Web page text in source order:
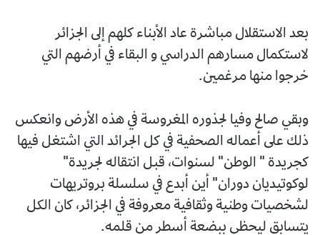
بعد الاستقلال مباشرة عاد الأبناء كلهم إلى الجزائر
لاستكمال مسارهم الدراسي و البقاء في أرضهم التي
خرجوا منها مرغمين.
وبقي صالح وفيا لجذوره المغروسة في هذه الأرض وانعكس
ذلك على أعماله الصحفية في كل الجرائد التي اشتغل فيها
كجريدة " الوطن" لسنوات، قبل انتقاله لجريدة"
لوكوتيديان دوران" أين أبدع في سلسلة بروتريهات
لشخصيات وطنية وثقافية معروفة في الجزائر، كان الكل
يتسابق ليحظي ببضعة أسطر من قلمه.